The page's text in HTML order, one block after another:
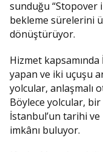
sunduğu “Stopover
bekleme sürelerini
dönüştürüyor.
Hizmet
yapan ve iki uçuşu
yolcular, anlaşmalı
Böylece yolcular,
İstanbul’un tarihi
imkânı buluyor.